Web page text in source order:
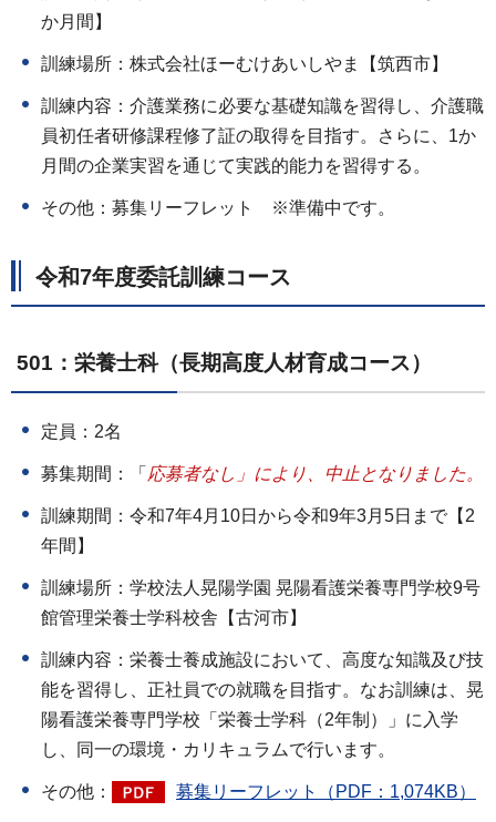
か月間】
訓練場所：株式会社ほーむけあいしやま【筑西市】
訓練内容：介護業務に必要な基礎知識を習得し、介護職
員初任者研修課程修了証の取得を目指す。さらに、1か
月間の企業実習を通じて実践的能力を習得する。
その他：募集リーフレット ※準備中です。
令和7年度委託訓練コース
501：栄養士科（長期高度人材育成コース）
定員：2名
募集期間：「 応募者なし」により、中止となりました。
訓練期間：令和7年4月10日から令和9年3月5日まで【2
年間】
訓練場所：学校法人晃陽学園 晃陽看護栄養専門学校9号
館管理栄養士学科校舎【古河市】
訓練内容：栄養士養成施設において、高度な知識及び技
能を習得し、正社員での就職を目指す。なお訓練は、晃
陽看護栄養専門学校「栄養士学科（2年制）」に入学
し、同一の環境・カリキュラムで行います。
その他： 募集リーフレット（PDF：1,074KB）